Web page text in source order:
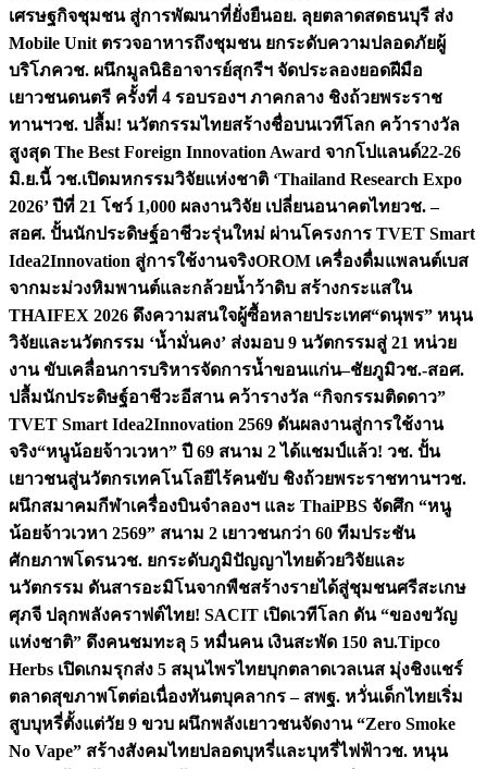
เศรษฐกิจชุมชน สู่การพัฒนาที่ยั่งยืนอย. ลุยตลาดสดธนบุรี ส่ง
Mobile Unit ตรวจอาหารถึงชุมชน ยกระดับความปลอดภัยผู้
บริโภควช. ผนึกมูลนิธิอาจารย์สุกรีฯ จัดประลองยอดฝีมือ
เยาวชนดนตรี ครั้งที่ 4 รอบรองฯ ภาคกลาง ชิงถ้วยพระราช
ทานฯวช. ปลื้ม! นวัตกรรมไทยสร้างชื่อบนเวทีโลก คว้ารางวัล
สูงสุด The Best Foreign Innovation Award จากโปแลนด์22-26
มิ.ย.นี้ วช.เปิดมหกรรมวิจัยแห่งชาติ ‘Thailand Research Expo
2026’ ปีที่ 21 โชว์ 1,000 ผลงานวิจัย เปลี่ยนอนาคตไทยวช. –
สอศ. ปั้นนักประดิษฐ์อาชีวะรุ่นใหม่ ผ่านโครงการ TVET Smart
Idea2Innovation สู่การใช้งานจริงOROM เครื่องดื่มแพลนต์เบส
จากมะม่วงหิมพานต์และกล้วยน้ำว้าดิบ สร้างกระแสใน
THAIFEX 2026 ดึงความสนใจผู้ซื้อหลายประเทศ“ดนุพร” หนุน
วิจัยและนวัตกรรม ‘น้ำมั่นคง’ ส่งมอบ 9 นวัตกรรมสู่ 21 หน่วย
งาน ขับเคลื่อนการบริหารจัดการน้ำขอนแก่น–ชัยภูมิวช.-สอศ.
ปลื้มนักประดิษฐ์อาชีวะอีสาน คว้ารางวัล “กิจกรรมติดดาว”
TVET Smart Idea2Innovation 2569 ดันผลงานสู่การใช้งาน
จริง“หนูน้อยจ้าวเวหา” ปี 69 สนาม 2 ได้แชมป์แล้ว! วช. ปั้น
เยาวชนสู่นวัตกรเทคโนโลยีไร้คนขับ ชิงถ้วยพระราชทานฯวช.
ผนึกสมาคมกีฬาเครื่องบินจำลองฯ และ ThaiPBS จัดศึก “หนู
น้อยจ้าวเวหา 2569” สนาม 2 เยาวชนกว่า 60 ทีมประชัน
ศักยภาพโดรนวช. ยกระดับภูมิปัญญาไทยด้วยวิจัยและ
นวัตกรรม ดันสารอะมิโนจากพืชสร้างรายได้สู่ชุมชนศรีสะเกษ
ศุภจี ปลุกพลังคราฟต์ไทย! SACIT เปิดเวทีโลก ดัน “ของขวัญ
แห่งชาติ” ดึงคนชมทะลุ 5 หมื่นคน เงินสะพัด 150 ลบ.Tipco
Herbs เปิดเกมรุกส่ง 5 สมุนไพรไทยบุกตลาดเวลเนส มุ่งชิงแชร์
ตลาดสุขภาพโตต่อเนื่องทันตบุคลากร – สพฐ. หวั่นเด็กไทยเริ่ม
สูบบุหรี่ตั้งแต่วัย 9 ขวบ ผนึกพลังเยาวชนจัดงาน “Zero Smoke
No Vape” สร้างสังคมไทยปลอดบุหรี่และบุหรี่ไฟฟ้าวช. หนุน